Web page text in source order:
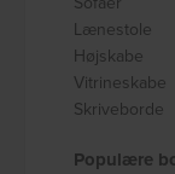
Lænestole
Højskabe
Vitrineskabe
Skriveborde
Populære